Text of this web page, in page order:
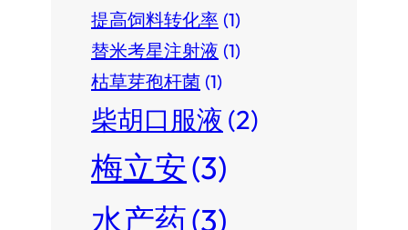
提高饲料转化率 (1)
替米考星注射液 (1)
枯草芽孢杆菌 (1)
柴胡口服液 (2)
梅立安(3)
水产药(3)